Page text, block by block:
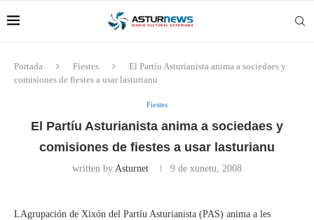
Portada Fiestes
El Partíu Asturianista anima a sociedaes y
comisiones de fiestes a usar lasturianu
Fiestes
El Partíu Asturianista anima a sociedaes y
comisiones de fiestes a usar lasturianu
written by Asturnet 9 de xunetu, 2008
LAgrupación de Xixón del Partíu Asturianista (PAS) anima a les